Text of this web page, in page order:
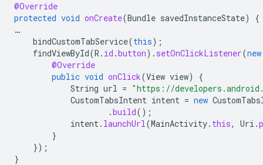
@Override
protected void onCreate(Bundle savedInstanceState)
{
…
bindCustomTabService(this);
findViewById(R . id .button). setOnClickListener(new
@Override
public void onClick(View view)
{
String url = "https://
CustomTabsIntent intent = new
.build();
intent. launchUrl(MainActivity. this, Uri .
}
});
}